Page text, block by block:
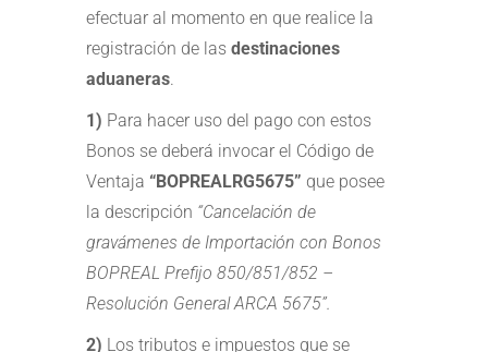
efectuar al momento en que realice la
registración de las destinaciones
aduaneras.
1) Para hacer uso del pago con estos
Bonos se deberá invocar el Código de
Ventaja “BOPREALRG5675” que posee
la descripción “Cancelación de
gravámenes de Importación con Bonos
BOPREAL Prefijo 850/851/852 –
Resolución General ARCA 5675”.
2) Los tributos e impuestos que se